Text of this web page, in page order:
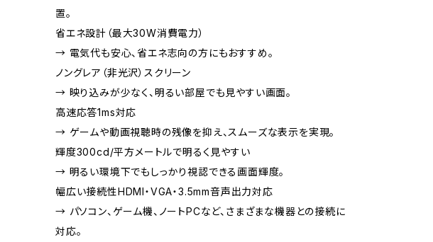
置。
省エネ設計（最大30W消費電力）
→ 電気代も安心、省エネ志向の方にもおすすめ。
ノングレア（非光沢）スクリーン
→ 映り込みが少なく、明るい部屋でも見やすい画面。
高速応答1ms対応
→ ゲームや動画視聴時の残像を抑え、スムーズな表示を実現。
輝度300cd/平方メートルで明るく見やすい
→ 明るい環境下でもしっかり視認できる画面輝度。
幅広い接続性HDMI・VGA・3.5mm音声出力対応
→ パソコン、ゲーム機、ノートPCなど、さまざまな機器との接続に
対応。